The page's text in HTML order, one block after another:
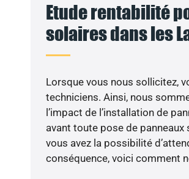
Etude rentabilité
solaires dans les
Lorsque vous nous sollicitez,
techniciens. Ainsi, nous
l’impact de l’installation de
avant toute pose de
vous avez la possibilité
conséquence, voici comment